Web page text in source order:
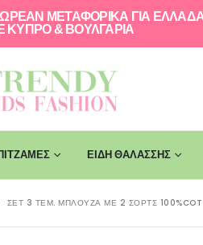
ΜΕΤΑΦΟΡΙΚΑ ΓΙΑ
ΚΥΠΡΟ & ΒΟΥΛΓΑΡΙΑ
ΕΙΔΗ ΘΑΛΑΣΣΗΣ
ΣΕΤ 3 ΤΕΜ. ΜΠΛΟΎΖΑ ΜΕ 2 ΣΟΡΤΣ